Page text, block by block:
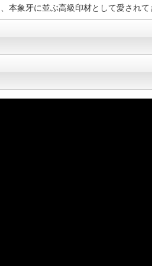
象牙に並ぶ高級印材として愛されて